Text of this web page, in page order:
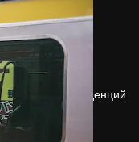
Цены
О нас
Reviews
Вакансии
Поиск тенденций
События